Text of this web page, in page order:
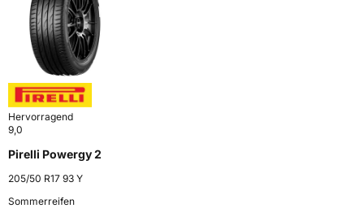
Hervorragend
9,0
Pirelli Powergy 2
205/50 R17 93 Y
Sommerreifen